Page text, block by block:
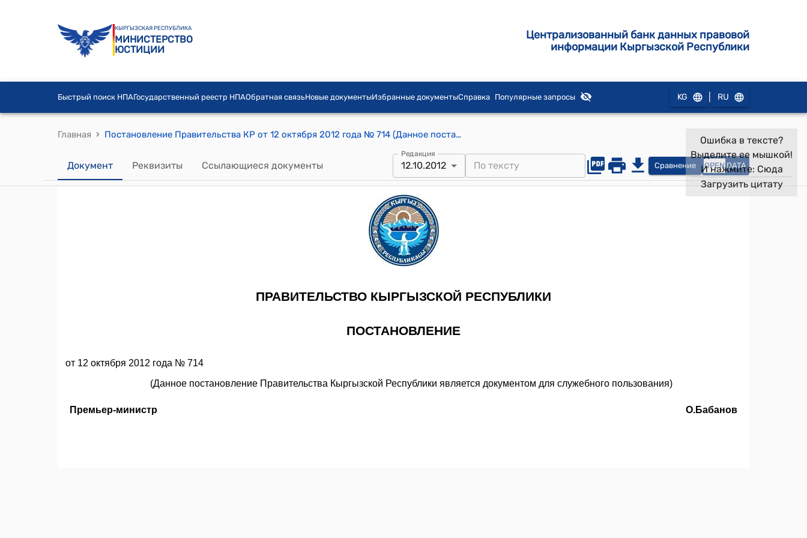
КЫРГЫЗСКАЯ РЕСПУБЛИКА
МИНИСТЕРСТВО
ЮСТИЦИИ
Централизованный банк данных правовой
информации Кыргызской Республики
Быстрый поиск НПАГосударственный реестр НПАОбратная связьНовые документыИзбранные документыСправка Популярные запросы KG RU
Главная › Постановление Правительства КР от 12 октября 2012 года № 714 (Данное постановление Правительства Кыргызской Республики является документом для служебного пользования)
Документ Реквизиты Ссылающиеся документы
Редакция
12.10.2012 Сравнение OPEN DATA
Ошибка в тексте?
Выделите ее мышкой!
И нажмите: Сюда
Загрузить цитату